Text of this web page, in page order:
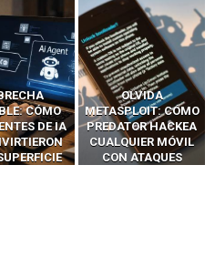
CÓMO
HACKEA
MÓVIL
CÓMO LOS HACKERS
INTERCEPTAN OTPS
Y LLAMADAS
MÓVILES SIN
‘HACKEAR’ — EL